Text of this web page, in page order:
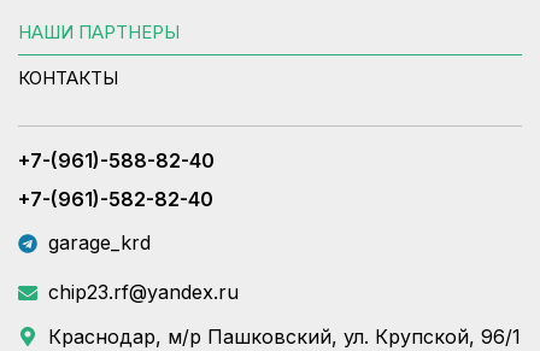
НАШИ ПАРТНЕРЫ
КОНТАКТЫ
+7-(961)-588-82-40
+7-(961)-582-82-40
garage_krd
chip23.rf@yandex.ru
Краснодар, м/р Пашковский, ул. Крупской, 96/1